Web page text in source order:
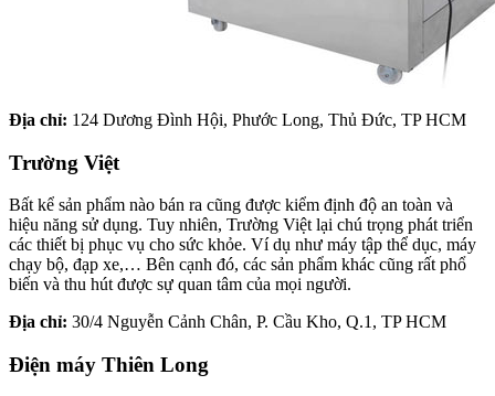
Địa chỉ: 124 Dương Đình Hội, Phước Long, Thủ Đức, TP HCM
Trường Việt
Bất kể sản phẩm nào bán ra cũng được kiểm định độ an toàn và
hiệu năng sử dụng. Tuy nhiên, Trường Việt lại chú trọng phát triển
các thiết bị phục vụ cho sức khỏe. Ví dụ như máy tập thể dục, máy
chạy bộ, đạp xe,… Bên cạnh đó, các sản phẩm khác cũng rất phổ
biến và thu hút được sự quan tâm của mọi người.
Địa chỉ: 30/4 Nguyễn Cảnh Chân, P. Cầu Kho, Q.1, TP HCM
Điện máy Thiên Long